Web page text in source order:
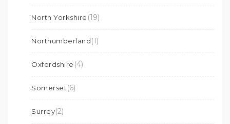
North Yorkshire (19)
Northumberland(1)
Oxfordshire (4)
Somerset(6)
Surrey(2)